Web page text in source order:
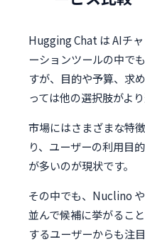
Hugging Chat は AIチ
ーションツールの中で
すが、目的や予算、求
っては他の選択肢がよ
市場にはさまざまな特
り、ユーザーの利用目
が多いのが現状です。
その中でも、Nuclino
並んで候補に挙がるこ
するユーザーからも注